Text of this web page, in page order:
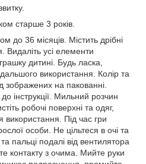
старше 3 років.
до 36 місяців. Містить дрібні
Видаліть усі елементи
дитині. Будь ласка,
використання. Колір та
зображених на пакованні.
інструкції. Мильний розчин
робочі поверхні та одяг,
Під час гри
особи. Не цільтеся в очі та
пальці подалі від вентилятора
контакту з очима. Мийте руки